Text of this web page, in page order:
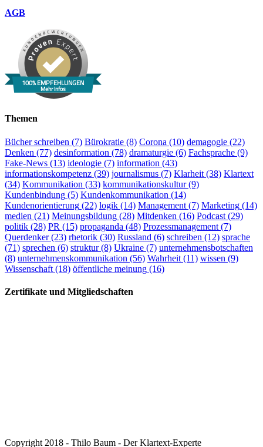
AGB
100% EMPFEHLUNGEN
Mehr Infos
Themen
Bücher schreiben (7) Bürokratie (8) Corona (10) demagogie (22)
Denken (77) desinformation (78) dramaturgie (6) Fachsprache (9)
Fake-News (13) ideologie (7) information (43)
informationskompetenz (39) journalismus (7) Klarheit (38) Klartext
(34) Kommunikation (33) kommunikationskultur(9)
Kundenbindung (5) Kundenkommunikation (14)
Kundenorientierung (22) logik (14) Management (7) Marketing (14)
medien (21) Meinungsbildung (28) Mitdenken (16) Podcast (29)
politik (28) PR (15) propaganda (48) Prozessmanagement (7)
Querdenker(23) rhetorik (30) Russland (6) schreiben (12) sprache
(71) sprechen (6) struktur(8) Ukraine (7) unternehmensbotschaften
(8) unternehmenskommunikation (56) Wahrheit (11) wissen (9)
Wissenschaft (18) öffentliche meinung (16)
Zertifikate und Mitgliedschaften
Copyright 2018 - Thilo Baum - Der Klartext-Experte